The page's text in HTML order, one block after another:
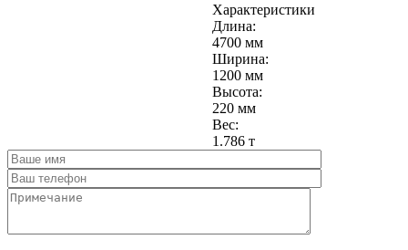
Характеристики
Длина:
4700 мм
Ширина:
1200 мм
Высота:
220 мм
Вес:
1.786 т